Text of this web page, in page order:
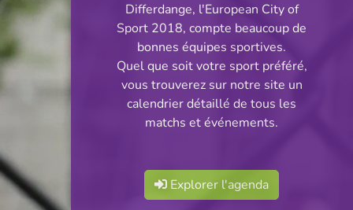
18.05.2024
18:00
Stade du Woiwer
Partager
Division 2 - Série 2
Differdange, l'European City of
Sport 2018, compte beaucoup de
bonnes équipes sportives.
Quel que soit votre sport préféré,
vous trouverez sur notre site un
calendrier détaillé de tous les
matchs et événements.
Explorer l'agenda